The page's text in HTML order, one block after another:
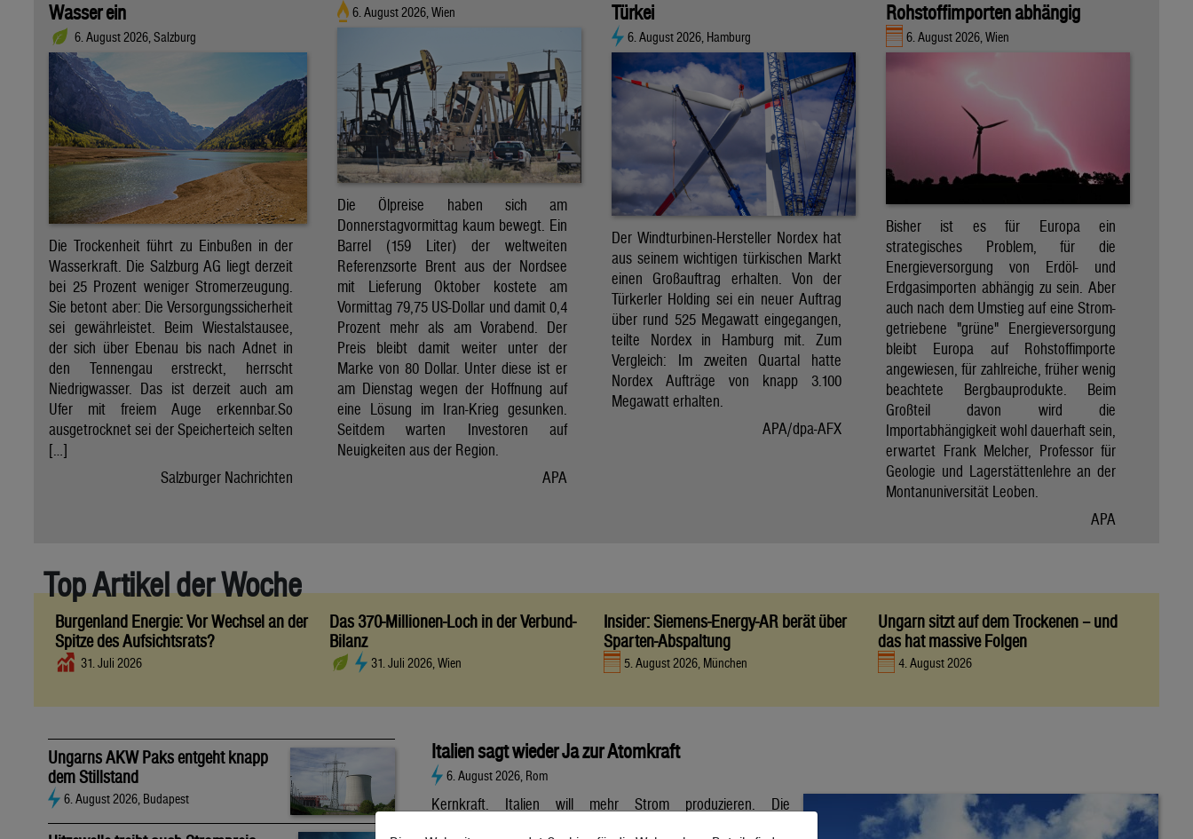
Wasser ein
6. August 2026, Salzburg
Die Trockenheit führt zu Einbußen in der
Wasserkraft. Die Salzburg AG liegt derzeit
bei 25 Prozent weniger Stromerzeugung.
Sie betont aber: Die Versorgungssicherheit
sei gewährleistet. Beim Wiestalstausee,
der sich über Ebenau bis nach Adnet in
den Tennengau erstreckt, herrscht
Niedrigwasser. Das ist derzeit auch am
Ufer mit freiem Auge erkennbar.So
ausgetrocknet sei der Speicherteich selten
[…]
Salzburger Nachrichten
6. August 2026, Wien
Die Ölpreise haben sich am
Donnerstagvormittag kaum bewegt. Ein
Barrel (159 Liter) der weltweiten
Referenzsorte Brent aus der Nordsee
mit Lieferung Oktober kostete am
Vormittag 79,75 US-Dollar und damit 0,4
Prozent mehr als am Vorabend. Der
Preis bleibt damit weiter unter der
Marke von 80 Dollar. Unter diese ist er
am Dienstag wegen der Hoffnung auf
eine Lösung im Iran-Krieg gesunken.
Seitdem warten Investoren auf
Neuigkeiten aus der Region.
APA
Türkei
6. August 2026, Hamburg
Der Windturbinen-Hersteller Nordex hat
aus seinem wichtigen türkischen Markt
einen Großauftrag erhalten. Von der
Türkerler Holding sei ein neuer Auftrag
über rund 525 Megawatt eingegangen,
teilte Nordex in Hamburg mit. Zum
Vergleich: Im zweiten Quartal hatte
Nordex Aufträge von knapp 3.100
Megawatt erhalten.
APA/dpa-AFX
Rohstoffimporten abhängig
6. August 2026, Wien
Bisher ist es für Europa ein
strategisches Problem, für die
Energieversorgung von Erdöl- und
Erdgasimporten abhängig zu sein. Aber
auch nach dem Umstieg auf eine Strom-
getriebene "grüne" Energieversorgung
bleibt Europa auf Rohstoffimporte
angewiesen, für zahlreiche, früher wenig
beachtete Bergbauprodukte. Beim
Großteil davon wird die
Importabhängigkeit wohl dauerhaft sein,
erwartet Frank Melcher, Professor für
Geologie und Lagerstättenlehre an der
Montanuniversität Leoben.
APA
Top Artikel der Woche
Burgenland Energie: Vor Wechsel an der
Spitze des Aufsichtsrats?
31. Juli 2026
Das 370-Millionen-Loch in der Verbund-
Bilanz
31. Juli 2026, Wien
Insider: Siemens-Energy-AR berät über
Sparten-Abspaltung
5. August 2026, München
Ungarn sitzt auf dem Trockenen – und
das hat massive Folgen
4. August 2026
Ungarns AKW Paks entgeht knapp
dem Stillstand
6. August 2026, Budapest
Italien sagt wieder Ja zur Atomkraft
6. August 2026, Rom
Kernkraft. Italien will mehr Strom produzieren. Die